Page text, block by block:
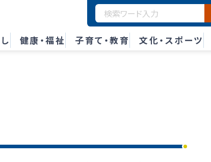
健康・福祉 子育て・教育 文化・スポーツ